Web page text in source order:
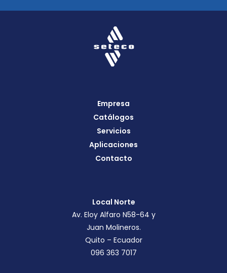
Empresa
Catálogos
Servicios
Aplicaciones
Contacto
Local Norte
Av. Eloy Alfaro N58-64 y
Juan Molineros.
Quito – Ecuador
096 363 7017